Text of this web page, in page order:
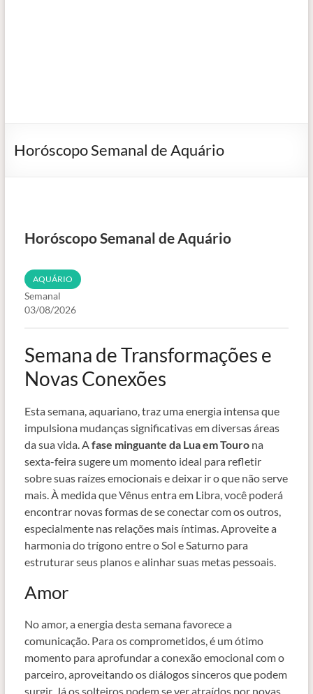
Horóscopo Semanal de Aquário
Horóscopo Semanal de Aquário
AQUÁRIO
Semanal
03/08/2026
Semana de Transformações e
Novas Conexões
Esta semana, aquariano, traz uma energia intensa que
impulsiona mudanças significativas em diversas áreas
da sua vida. Afase minguante da Lua em Tourona
sexta-feira sugere um momento ideal para refletir
sobre suas raízes emocionais e deixar ir o que não serve
mais. À medida que Vênus entra em Libra, você poderá
encontrar novas formas de se conectar com os outros,
especialmente nas relações mais íntimas. Aproveite a
harmonia do trígono entre o Sol e Saturno para
estruturar seus planos e alinhar suas metas pessoais.
Amor
No amor, a energia desta semana favorece a
comunicação. Para os comprometidos, é um ótimo
momento para aprofundar a conexão emocional com o
parceiro, aproveitando os diálogos sinceros que podem
surgir. Já os solteiros podem se ver atraídos por novas